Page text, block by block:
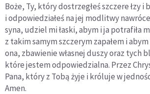
Boże, Ty, który dostrzegłeś szczere łzy i
i odpowiedziałeś na jej modlitwy
syna, udziel mi łaski, abym i ja potrafiła
z takim samym szczerym zapałem i
ona, zbawienie własnej duszy oraz tych
które jestem odpowiedzialna. Przez
Pana, który z Tobą żyje i króluje w
Amen.